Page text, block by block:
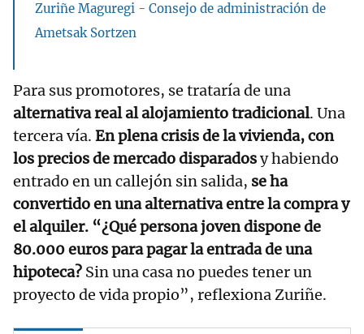
Zuriñe Maguregi - Consejo de administración de
Ametsak Sortzen
Para sus promotores, se trataría de una
alternativa real al alojamiento tradicional. Una
tercera vía. En plena crisis de la vivienda, con
los precios de mercado disparadosy habiendo
entrado en un callejón sin salida, se ha
convertido en una alternativa entre la compra y
el alquiler. “¿Qué persona joven dispone de
80.000 euros para pagar la entrada de una
hipoteca? Sin una casa no puedes tener un
proyecto de vida propio”, reflexiona Zuriñe.